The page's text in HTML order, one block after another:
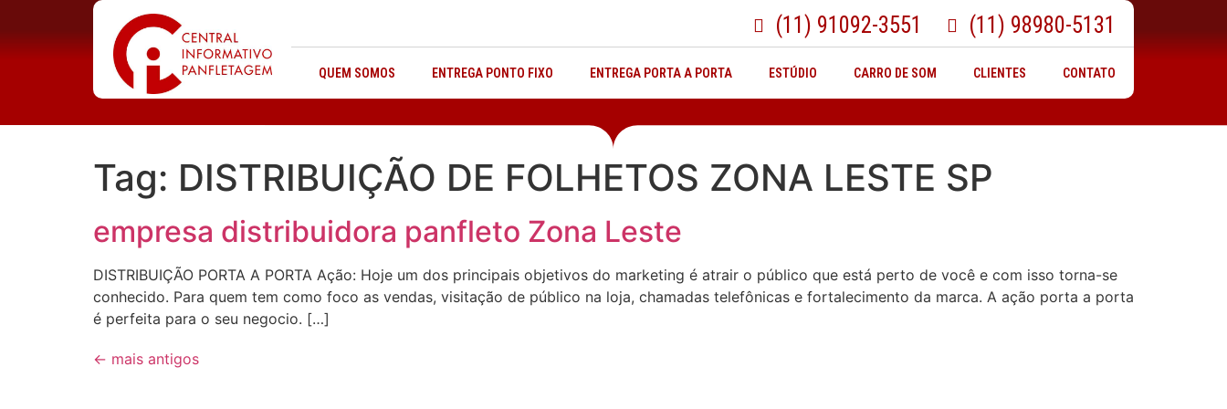
(11) 91092-3551 (11) 98980-5131
QUEM SOMOS ENTREGA PONTO FIXO ENTREGA PORTA A PORTA ESTÚDIO CARRO DE SOM CLIENTES CONTATO
Tag: DISTRIBUIÇÃO DE FOLHETOS ZONA LESTE SP
empresa distribuidora panfleto Zona Leste
DISTRIBUIÇÃO PORTA A PORTA Ação: Hoje um dos principais objetivos do marketing é atrair o público que está perto de você e com isso torna-se
conhecido. Para quem tem como foco as vendas, visitação de público na loja, chamadas telefônicas e fortalecimento da marca. A ação porta a porta
é perfeita para o seu negocio. […]
← mais antigos